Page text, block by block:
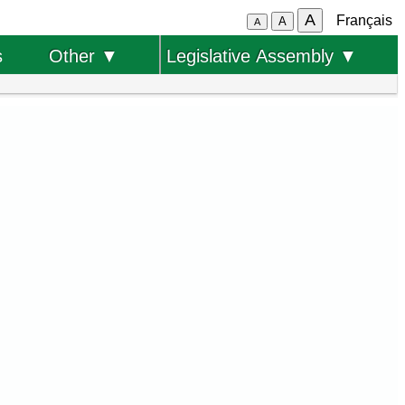
A A A Français
Other ▼ Legislative Assembly ▼